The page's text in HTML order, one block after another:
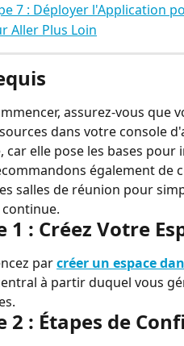
7 : Déployer l'Application
Aller Plus Loin
assurez-vous que
dans votre console
car elle pose les bases
également de
salles de réunion pour
1 : Créez Votre
par créer un espace
à partir duquel vous
2 : Étapes de